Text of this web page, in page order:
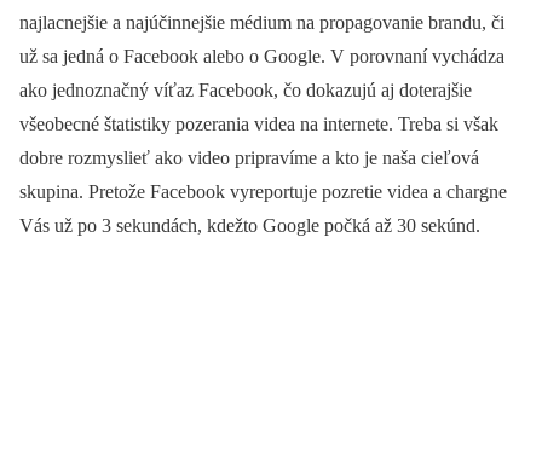
najlacnejšie a najúčinnejšie médium na propagovanie brandu, či
už sa jedná o Facebook alebo o Google. V porovnaní vychádza
ako jednoznačný víťaz Facebook, čo dokazujú aj doterajšie
všeobecné štatistiky pozerania videa na internete. Treba si však
dobre rozmyslieť ako video pripravíme a kto je naša cieľová
skupina. Pretože Facebook vyreportuje pozretie videa a chargne
Vás už po 3 sekundách, kdežto Google počká až 30 sekúnd.